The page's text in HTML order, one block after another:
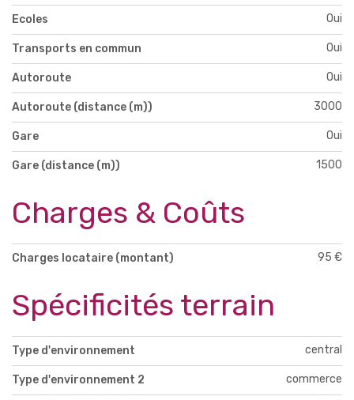
Ecoles Oui
Transports en commun Oui
Autoroute Oui
Autoroute (distance (m)) 3000
Gare Oui
Gare (distance (m)) 1500
Charges & Coûts
Charges locataire (montant) 95 €
Spécificités terrain
Type d'environnement central
Type d'environnement 2 commerce